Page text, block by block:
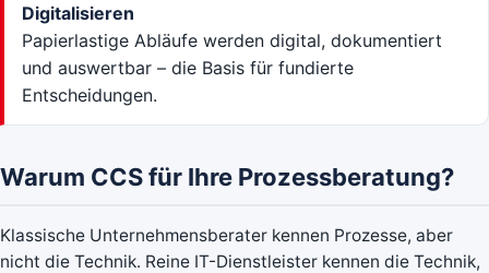
Digitalisieren
Papierlastige Abläufe werden digital, dokumentiert
und auswertbar – die Basis für fundierte
Entscheidungen.
Warum CCS für Ihre Prozessberatung?
Klassische Unternehmensberater kennen Prozesse, aber
nicht die Technik. Reine IT-Dienstleister kennen die Technik,